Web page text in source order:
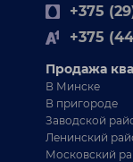
+375
+375
Продажа
В Минске
В пригороде
Заводской
Ленинский
Московский